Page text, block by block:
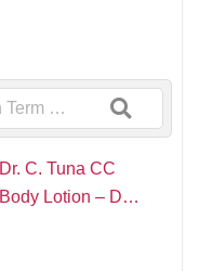
Dr. C. Tuna CC
Body Lotion – D…